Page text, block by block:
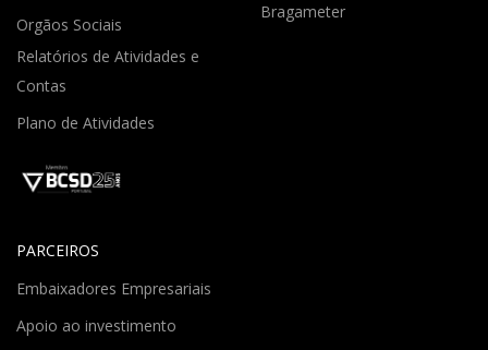
Orgãos Sociais
Relatórios de Atividades e
Contas
Plano de Atividades
Bragameter
PARCEIROS
Embaixadores Empresariais
Apoio ao investimento